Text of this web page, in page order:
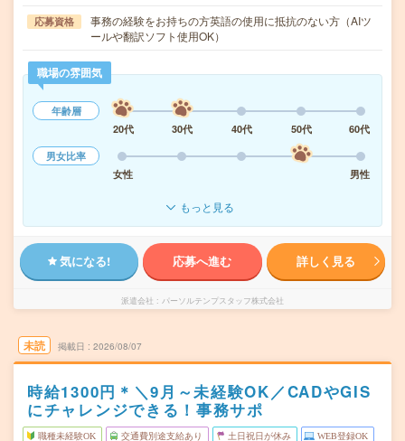
応募資格
事務の経験をお持ちの方英語の使用に抵抗のない方（AIツ
ールや翻訳ソフト使用OK）
職場の雰囲気
年齢層
20代
30代 40代 50代
60代
男女比率
女性
男性
もっと見る
気になる! 応募へ進む 詳しく見る
派遣会社 パーソルテンプスタッフ株式会社
未読 掲載日 2026/08/07
時給1300円＊＼9月～未経験OK／CADやGIS
にチャレンジできる！事務サポ
職種未経験OK 交通費別途支給あり 土日祝日が休み WEB登録OK